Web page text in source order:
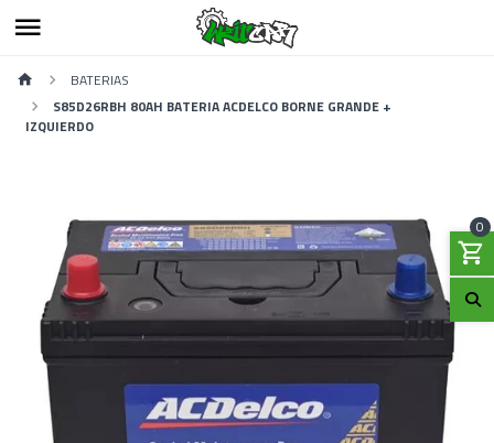
0
BATERIAS
S85D26RBH 80AH BATERIA ACDELCO BORNE GRANDE +
IZQUIERDO